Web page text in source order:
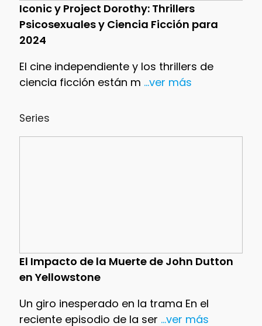
Iconic y Project Dorothy: Thrillers
Psicosexuales y Ciencia Ficción para
2024
El cine independiente y los thrillers de
ciencia ficción están m ...ver más
Series
El Impacto de la Muerte de John Dutton
en Yellowstone
Un giro inesperado en la trama En el
reciente episodio de la ser ...ver más